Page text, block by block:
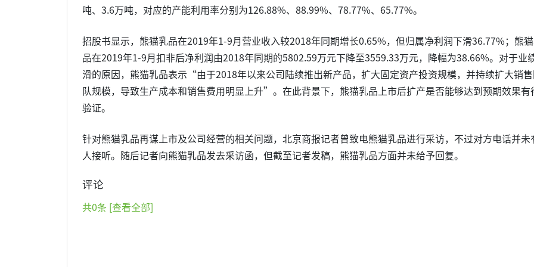
吨、3.6万吨，对应的产能利用率分别为126.88%、88.99%、78.77%、65.77%。
招股书显示，熊猫乳品在2019年1-9月营业收入较2018年同期增长0.65%，但归属净利润下滑36.77%；熊
品在2019年1-9月扣非后净利润由2018年同期的5802.59万元下降至3559.33万元，降幅为38.66%。对于业
滑的原因，熊猫乳品表示“由于2018年以来公司陆续推出新产品，扩大固定资产投资规模，并持续扩大销
队规模，导致生产成本和销售费用明显上升”。在此背景下，熊猫乳品上市后扩产是否能够达到预期效果有
验证。
针对熊猫乳品再谋上市及公司经营的相关问题，北京商报记者曾致电熊猫乳品进行采访，不过对方电话并未
人接听。随后记者向熊猫乳品发去采访函，但截至记者发稿，熊猫乳品方面并未给予回复。
评论
共0条 [查看全部]